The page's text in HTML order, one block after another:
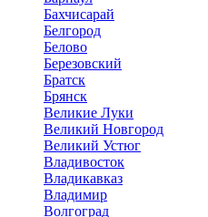
Бахчисарай
Белгород
Белово
Березовский
Братск
Брянск
Великие Луки
Великий Новгород
Великий Устюг
Владивосток
Владикавказ
Владимир
Волгоград